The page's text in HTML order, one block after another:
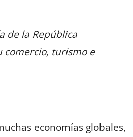
de la República
comercio, turismo e
economías globales,